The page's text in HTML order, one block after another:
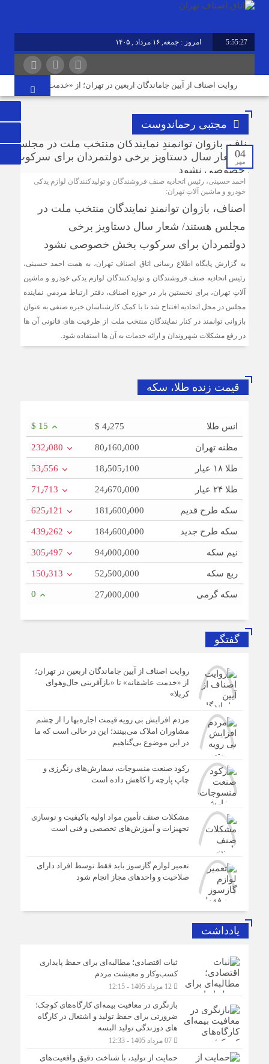
5:55:27 امروز : جمعه, ۱۶ مرداد , ۱۴۰۵
روایت اصناف از آیین جاماندگان اربعین در تهران؛ از «خدمت عاشقانه» تا
مجتبی رحماندوست
04
مهر
احمد حسینی، رئیس اتحادیه صنف فروشندگان و تولیدکنندگان لوازم یدکی
خودرو و ماشین آلاتِ تهران:
اصناف، بازوان توانمندِ نمایندگان منتخب ملت در
مجلس هستند/ شعار سال دستاویز برخی
دولتمردان برای سرکوب بخش خصوصی نشود
به گزارش پایگاه اطلاع رسانی اتاق اصناف تهران، به همت احمد حسینی،
رئیس اتحادیه صنف فروشندگان و تولیدکنندگان لوازم یدکی خودرو و ماشین
آلاتِ تهران، برای نخستین بار در حوزه اصناف، دفتر ارتباط مردمیِ نماینده
مجلس در محل اتحادیه افتتاح شد تا با کمک کارشناسان خبره صنفی به عنوان
بازوانی توانمند در کنار نمایندگان منتخب ملت از ظرفیت های قانونی آن ها
در رفع مشکلات شهروندان و ارائه خدمات به آن ها استفاده شود.
قیمت زنده طلا، سکه
انس طلا $ 4٫275 $ 15
مظنه تهران 80٫160٫000 232٫080
طلا ۱۸ عیار 18٫505٫100 53٫556
طلا ۲۴ عیار 24٫670٫000 71٫713
سکه طرح قدیم 181٫600٫000 625٫121
سکه طرح جدید 184٫600٫000 439٫262
نیم سکه 94٫000٫000 305٫497
ربع سکه 52٫500٫000 150٫313
سکه گرمی 27٫000٫000 0
گفتگو
روایت اصناف از آیین جاماندگان اربعین در تهران؛
از «خدمت عاشقانه» تا «بازآفرینی حال‌وهوای
کربلا»
مردم افزایش بی رویه قیمت اجاره‌بها را از چشم
مشاوران املاک می‌بینند؛ این در حالی است که ما
در این موضوع بی‌گناهیم
رکود صنعت منسوجات، سفارش‌های رنگرزی و
چاپ پارچه را کاهش داده است
مشکلات صنف تأمین مواد اولیه باکیفیت و نوسازی
تجهیزات و آموزش‌های تخصصی و فنی است
تعمیر لوازم گازسوز باید فقط توسط افراد دارای
صلاحیت و واحدهای مجاز انجام شود
یادداشت
ثبات اقتصادی؛ مطالبه‌ای برای حفظ پایداری
کسب‌وکار و معیشت مردم
12 مرداد 1405 - 12:15
بازنگری در معافیت بیمه‌ای کارگاه‌های کوچک؛
ضرورتی برای حفظ تولید و اشتغال در کارگاه
های دوزندگی تولید البسه
07 مرداد 1405 - 12:33
حمایت از تولید، با شناخت دقیق واقعیت‌های